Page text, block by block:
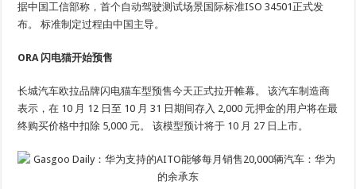
据中国工信部称，首个自动驾驶测试场景国际标准ISO 34501正式发
布。 标准制定过程由中国主导。
ORA 闪电猫开始预售
长城汽车欧拉品牌闪电猫车型预售今天正式拉开帷幕。 该汽车制造商
表示，在 10 月 12 日至 10 月 31 日期间存入 2,000 元押金的用户将在最
终购买价格中扣除 5,000 元。 该模型预计将于 10 月 27 日上市。